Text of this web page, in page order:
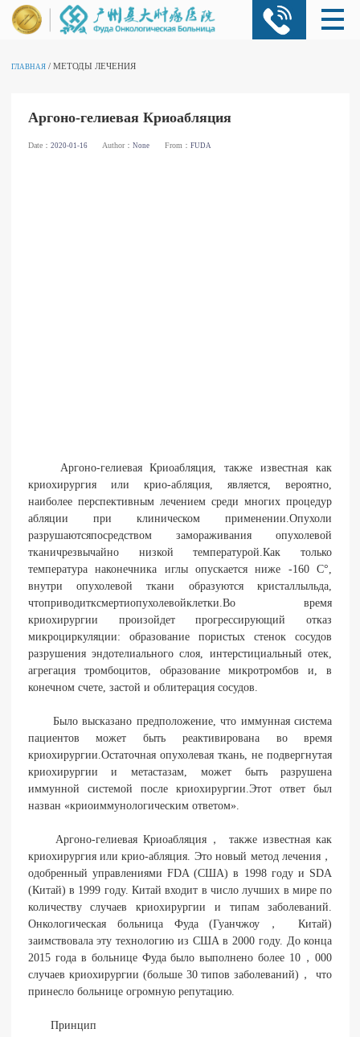
ГЛАВНАЯ/ МЕТОДЫ ЛЕЧЕНИЯ
Аргоно-гелиевая Криоабляция
Date： 2020-01-16 Author：None From： FUDA
Аргоно-гелиевая Криоабляция, также известная как
криохирургия или крио-абляция, является, вероятно,
наиболее перспективным лечением среди многих процедур
абляции при клиническом применении.Опухоли
разрушаютсяпосредством замораживания опухолевой
тканичрезвычайно низкой температурой.Как только
температура наконечника иглы опускается ниже -160 C°,
внутри опухолевой ткани образуются кристаллыльда,
чтоприводитксмертиопухолевойклетки.Во время
криохирургии произойдет прогрессирующий отказ
микроциркуляции: образование пористых стенок сосудов
разрушения эндотелиального слоя, интерстициальный отек,
агрегация тромбоцитов, образование микротромбов и, в
конечном счете, застой и облитерация сосудов.
Было высказано предположение, что иммунная система
пациентов может быть реактивирована во время
криохирургии.Остаточная опухолевая ткань, не подвергнутая
криохирургии и метастазам, может быть разрушена
иммунной системой после криохирургии.Этот ответ был
назван «криоиммунологическим ответом».
Аргоно-гелиевая Криоабляция， также известная как
криохирургия или крио-абляция. Это новый метод лечения，
одобренный управлениями FDA (США) в 1998 году и SDA
(Китай) в 1999 году. Китай входит в число лучших в мире по
количеству случаев криохирургии и типам заболеваний.
Онкологическая больница Фуда (Гуанчжоу， Китай)
заимствовала эту технологию из США в 2000 году. До конца
2015 года в больнице Фуда было выполнено более 10，000
случаев криохирургии (больше 30 типов заболеваний)， что
принесло больнице огромную репутацию.
Принцип